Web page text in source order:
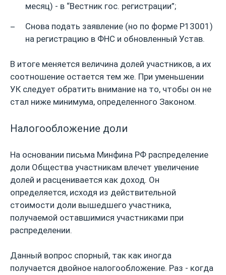
месяц) - в “Вестник гос. регистрации”;
Снова подать заявление (но по форме Р13001)
на регистрацию в ФНС и обновленный Устав.
В итоге меняется величина долей участников, а их
соотношение остается тем же. При уменьшении
УК следует обратить внимание на то, чтобы он не
стал ниже минимума, определенного Законом.
Налогообложение доли
На основании письма Минфина РФ распределение
доли Общества участникам влечет увеличение
долей и расценивается как доход. Он
определяется, исходя из действительной
стоимости доли вышедшего участника,
получаемой оставшимися участниками при
распределении.
Данный вопрос спорный, так как иногда
получается двойное налогообложение. Раз - когда